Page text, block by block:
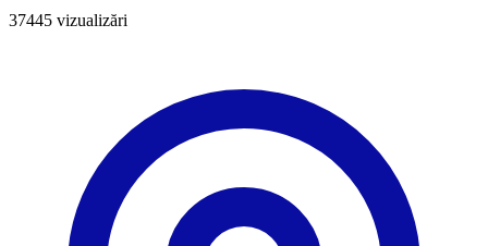
37445 vizualizări